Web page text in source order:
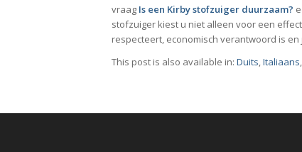
vraag Is een Kirby stofzuiger duurzaam?
stofzuiger kiest u niet alleen voor een
respecteert, economisch verantwoord is
This post is also available in: Duits Italiaans